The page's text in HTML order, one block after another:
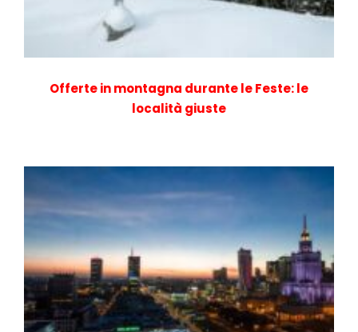
Offerte in montagna durante le Feste: le
località giuste